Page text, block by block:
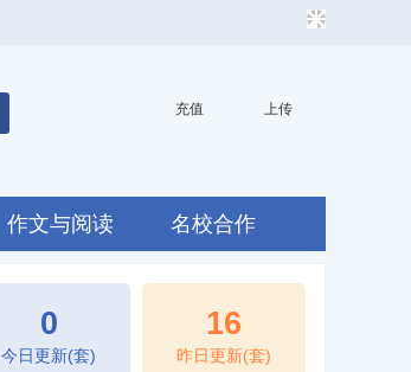
充值 上传
作文与阅读 名校合作
0
今日更新(套)
16
昨日更新(套)
江南汇教育网诚征学习卡销售代理。
名著帮帮团（好书推荐）